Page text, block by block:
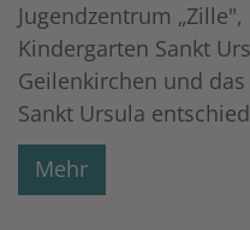
Jugendzentrum
Kindergarten Sankt
Geilenkirchen und
Sankt Ursula
Mehr